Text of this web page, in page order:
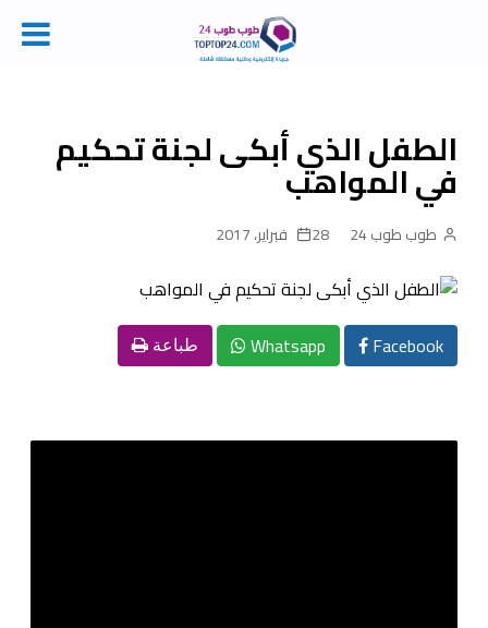
contentالطفل الذي أبكى لجنة تحكيم
في المواهب
طوب طوب 24 28 فبراير، 2017
Facebook
Whatsapp طباعة